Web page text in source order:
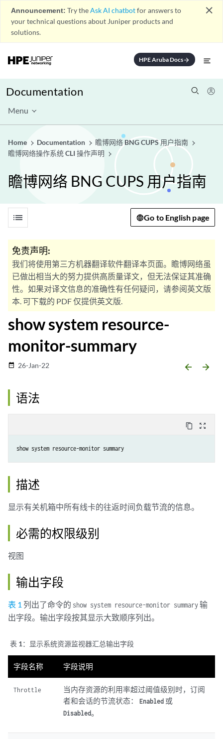
Announcement: Try theAsk AI chatbotfor answers to
your technical questions about Juniper products and
solutions.
close
HPE Aruba Docsarrow_forward
Documentation
Menu
Home Documentation
瞻博网络 BNG CUPS 用户指南
瞻博网络操作系统 CLI 操作声明
瞻博网络 BNG CUPS 用户指南
list Go to English page
免责声明:
我们将使用第三方机器翻译软件翻译本页面。瞻博网络虽
已做出相当大的努力提供高质量译文，但无法保证其准确
性。如果对译文信息的准确性有任何疑问，请参阅英文版
本. 可下载的 PDF 仅提供英文版.
show system resource-
monitor-summary
date_range 26-Jan-22 arrow_backward arrow_forward
语法
content_copy zoom_out_map
描述
显示有关机箱中所有线卡的往返时间负载节流的信息。
必需的权限级别
视图
输出字段
表 1 列出了命令的 show system resource-monitor summary输
出字段。输出字段按其显示大致顺序列出。
表 1： 显示系统资源监视器汇总输出字段
字段名称 字段说明
Throttle
当内存资源的利用率超过阈值级别时，订阅
者和会话的节流状态：Enabled 或
Disabled。